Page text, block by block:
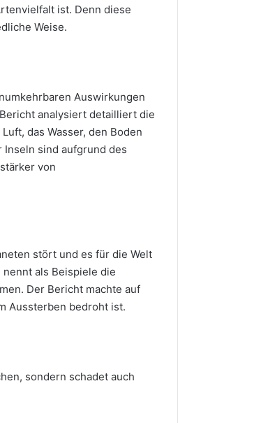
ist. Denn diese
Weise.
Auswirkungen
analysiert detailliert die
das Wasser, den Boden
sind aufgrund des
von
stört und es für die Welt
als Beispiele die
Der Bericht machte auf
Aussterben bedroht ist.
sondern schadet auch